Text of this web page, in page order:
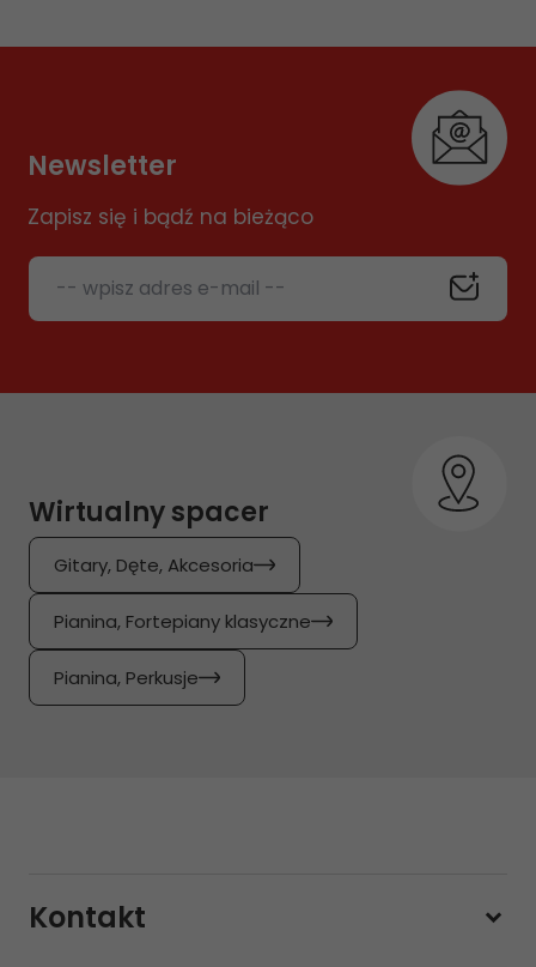
Newsletter
Zapisz się i bądź na bieżąco
-- wpisz adres e-mail --
Wirtualny spacer
Gitary, Dęte, Akcesoria
Pianina, Fortepiany klasyczne
Pianina, Perkusje
Kontakt